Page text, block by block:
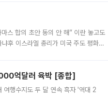
스 합의 초안 동의 안 해” 이란 놓고도
후 이스라엘 총리가 미국 주도 평화위
억달러 육박 [종합]
행수지도 두 달 연속 흑자 '역대 2